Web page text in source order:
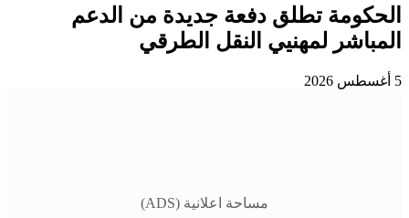
الحكومة تطلق دفعة جديدة من الدعم
المباشر لمهنيي النقل الطرقي
5 أغسطس 2026
مساحة اعلانية (ADS)